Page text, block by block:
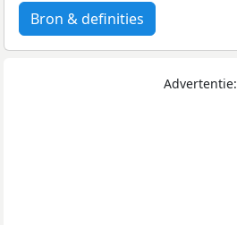
Bron & definities
Advertentie: